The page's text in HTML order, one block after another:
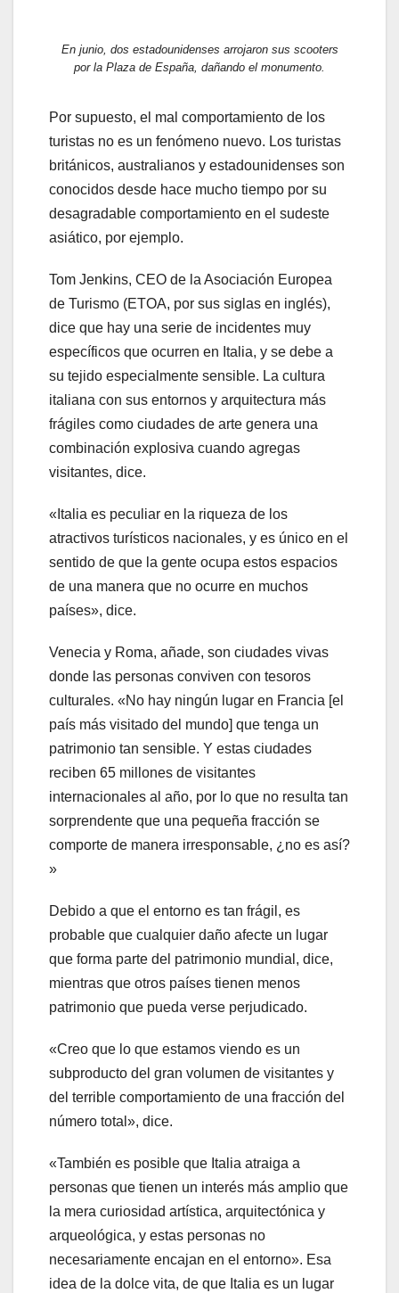
En junio, dos estadounidenses arrojaron sus scooters
por la Plaza de España, dañando el monumento.
Por supuesto, el mal comportamiento de los
turistas no es un fenómeno nuevo. Los turistas
británicos, australianos y estadounidenses son
conocidos desde hace mucho tiempo por su
desagradable comportamiento en el sudeste
asiático, por ejemplo.
Tom Jenkins, CEO de la Asociación Europea
de Turismo (ETOA, por sus siglas en inglés),
dice que hay una serie de incidentes muy
específicos que ocurren en Italia, y se debe a
su tejido especialmente sensible. La cultura
italiana con sus entornos y arquitectura más
frágiles como ciudades de arte genera una
combinación explosiva cuando agregas
visitantes, dice.
«Italia es peculiar en la riqueza de los
atractivos turísticos nacionales, y es único en el
sentido de que la gente ocupa estos espacios
de una manera que no ocurre en muchos
países», dice.
Venecia y Roma, añade, son ciudades vivas
donde las personas conviven con tesoros
culturales. «No hay ningún lugar en Francia [el
país más visitado del mundo] que tenga un
patrimonio tan sensible. Y estas ciudades
reciben 65 millones de visitantes
internacionales al año, por lo que no resulta tan
sorprendente que una pequeña fracción se
comporte de manera irresponsable, ¿no es así?
»
Debido a que el entorno es tan frágil, es
probable que cualquier daño afecte un lugar
que forma parte del patrimonio mundial, dice,
mientras que otros países tienen menos
patrimonio que pueda verse perjudicado.
«Creo que lo que estamos viendo es un
subproducto del gran volumen de visitantes y
del terrible comportamiento de una fracción del
número total», dice.
«También es posible que Italia atraiga a
personas que tienen un interés más amplio que
la mera curiosidad artística, arquitectónica y
arqueológica, y estas personas no
necesariamente encajan en el entorno». Esa
idea de la dolce vita, de que Italia es un lugar